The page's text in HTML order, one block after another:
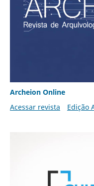
Archeion Online
Acessar revista
Edição